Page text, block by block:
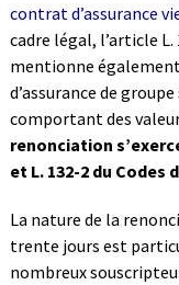
contrat d’assurance
cadre légal, l’article L.
mentionne
d’assurance de
comportant des
renonciation
et L. 132-2 du Codes
La nature de la
trente jours est
nombreux